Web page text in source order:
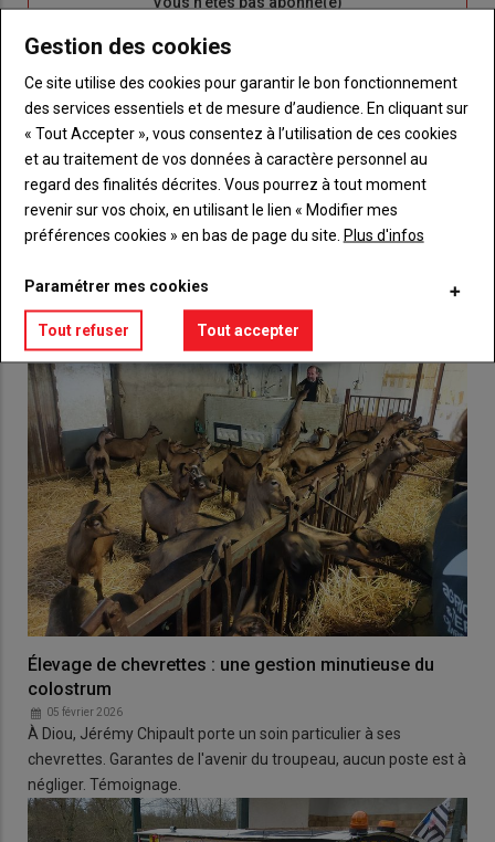
BodyChoisissez votre formule et créez votre
compte pour accéder à tout {nom-site}.
Lien Créez un compte
Élevage de chevrettes : une gestion minutieuse du
colostrum
05 février 2026
À Diou, Jérémy Chipault porte un soin particulier à ses
chevrettes. Garantes de l'avenir du troupeau, aucun poste est à
négliger. Témoignage.
Gestion des cookies
Ce site utilise des cookies pour garantir le bon fonctionnement
des services essentiels et de mesure d’audience. En cliquant sur
« Tout Accepter », vous consentez à l’utilisation de ces cookies
et au traitement de vos données à caractère personnel au
regard des finalités décrites. Vous pourrez à tout moment
revenir sur vos choix, en utilisant le lien « Modifier mes
préférences cookies » en bas de page du site. Plus d'infos
Paramétrer mes cookies
Tout refuser Tout accepter